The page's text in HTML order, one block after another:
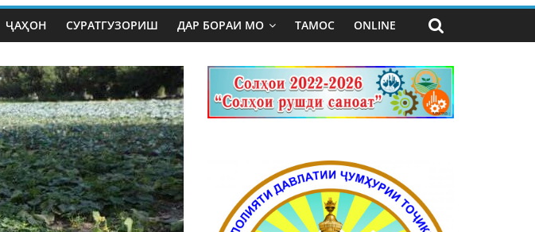
ҶАҲОН СУРАТГУЗОРИШ ДАР БОРАИ МО ТАМОС ONLINE